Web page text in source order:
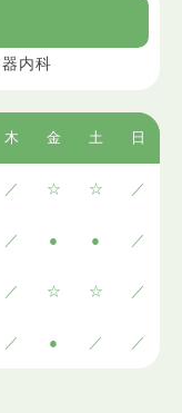
内科
木 金 土 日
／ ☆ ☆ ／
／ ● ● ／
／ ☆ ☆ ／
／ ● ／ ／